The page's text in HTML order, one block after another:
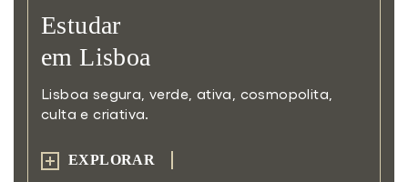
Estudar
em Lisboa
Lisboa segura, verde, ativa,
cosmopolita,
culta e criativa.
EXPLORAR